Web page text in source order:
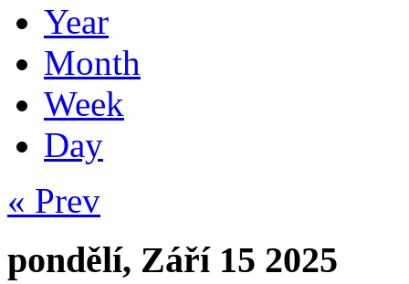
Year
Month
Week
Day
« Prev
pondělí, Září 15 2025